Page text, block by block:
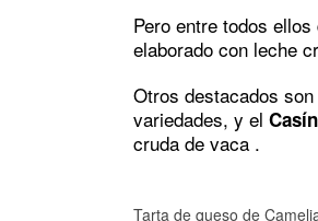
Pero entre todos
elaborado con leche
Otros destacados son
variedades, y el Casín
cruda de vaca .
Tarta de queso de